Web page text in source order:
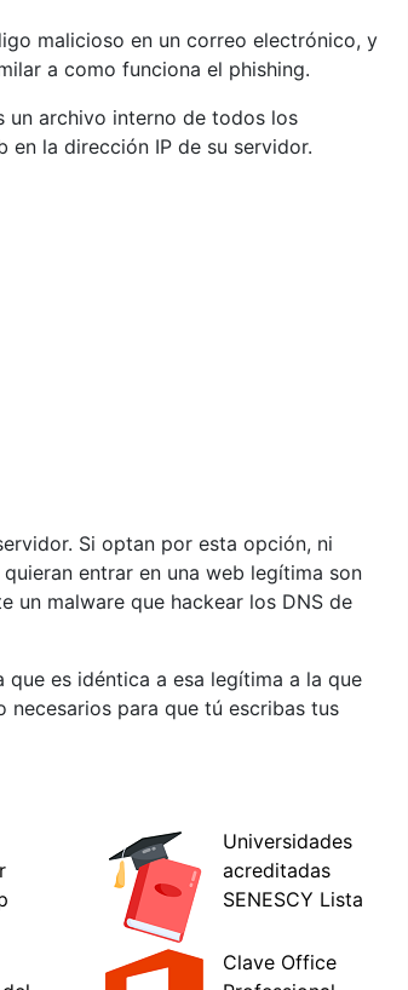
malicioso en un correo electrónico, y
a como funciona el phishing.
un archivo interno de todos los
en la dirección IP de su servidor.
Si optan por esta opción, ni
entrar en una web legítima son
un malware que hackear los DNS de
es idéntica a esa legítima a la que
necesarios para que tú escribas tus